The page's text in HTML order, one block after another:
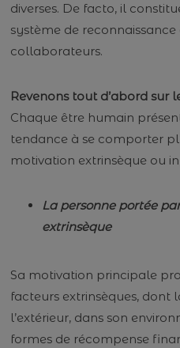
diverses. De facto, il
système de
collaborateurs.
Revenons tout d’abord sur
Chaque être humain
tendance à se comporter
motivation extrinsèque ou
La personne portée
extrinsèque
Sa motivation principale
facteurs extrinsèques, dont
l’extérieur, dans son
formes de récompense